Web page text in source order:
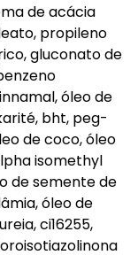
de acácia
propileno
gluconato de
óleo de
bht, peg-
de coco, óleo
isomethyl
de semente de
óleo de
ci16255,